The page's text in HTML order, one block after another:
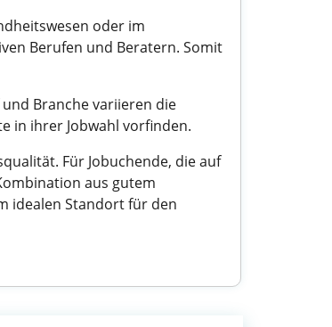
oder im
Berufen und Beratern. Somit
Branche variieren die
in ihrer Jobwahl vorfinden.
Für Jobuchende, die auf
aus gutem
idealen Standort für den